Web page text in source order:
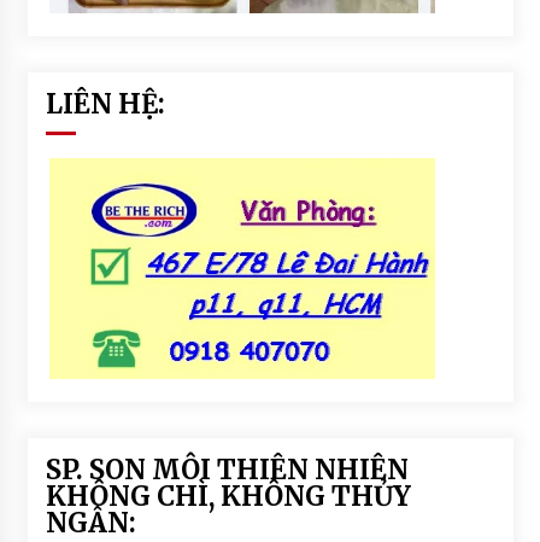
LIÊN HỆ:
SP. SON MÔI THIÊN NHIÊN
KHÔNG CHÌ, KHÔNG THỦY
NGÂN: